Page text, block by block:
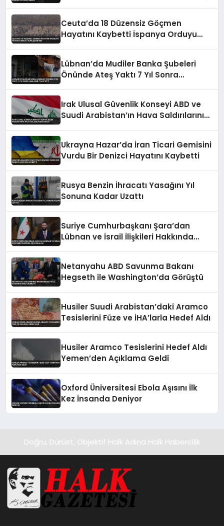
Ceuta’da 18 Düzensiz Göçmen
Hayatını Kaybetti İspanya Orduyu
Lübnan’da Mudiler Banka Şubeleri
Önünde Ateş Yaktı 7 Yıl Sonra
Irak Ulusal Güvenlik Konseyi ABD ve
Suudi Arabistan’ın Hava Saldırılarını
Ukrayna Hazar’da İran Ticari Gemisini
Vurdu Bir Denizci Hayatını Kaybetti
Rusya Benzin İhracatı Yasağını Yıl
Sonuna Kadar Uzattı
Suriye Cumhurbaşkanı Şara’dan
Lübnan ve İsrail İlişkileri Hakkında
Netanyahu ABD Savunma Bakanı
Hegseth ile Washington’da Görüştü
Husiler Suudi Arabistan’daki Aramco
Tesislerini Füze ve İHA’larla Hedef Aldı
Husiler Aramco Tesislerini Hedef Aldı
Yemen’den Açıklama Geldi
Oxford Üniversitesi Ebola Aşısını İlk
Kez İnsanda Deniyor
Doğru, Dürüst, Objektif Halk Adına Halk Habercilik